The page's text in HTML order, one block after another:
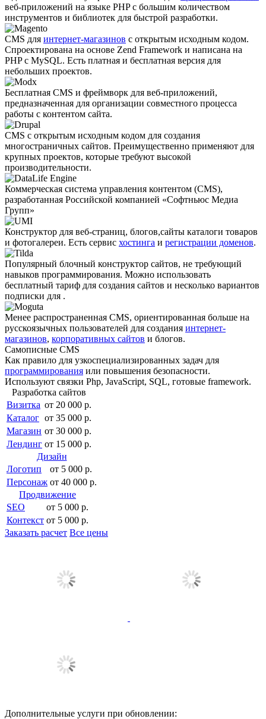
веб-приложений на языке PHP с большим количеством
инструментов и библиотек для быстрой разработки.
CMS для интернет-магазинов с открытым исходным кодом.
Спроектирована на основе Zend Framework и написана на
PHP с MySQL. Есть платная и бесплатная версия для
небольших проектов.
Бесплатная CMS и фреймворк для веб-приложений,
предназначенная для организации совместного процесса
работы с контентом сайта.
CMS с открытым исходным кодом для создания
многостраничных сайтов. Преимущественно применяют для
крупных проектов, которые требуют высокой
производительности.
Коммерческая система управления контентом (CMS),
разработанная Российской компанией «Софтньюс Медиа
Групп»
Конструктор для веб-страниц, блогов,сайты каталоги товаров
и фотогалереи. Есть сервис хостинга и регистрации доменов.
Популярный блочный конструктор сайтов, не требующий
навыков программирования. Можно использовать
бесплатный тариф для создания сайтов и несколько вариантов
подписки для .
Менее распро­страненная CMS, ориентированная больше на
русскоязычных пользователей для создания интернет-
магазинов, корпоративных сайтов и блогов.
Самописные CMS
Как правило для узкоспециали­зированных задач для
программирования или повышения безопасности.
Используют связки Php, JavaScript, SQL, готовые framework.
Разработка сайтов
Визитка от 20 000 р.
Каталог от 35 000 р.
Магазин от 30 000 р.
Лендинг от 15 000 р.
Дизайн
Логотип
от 5 000 р.
Персонаж от 40 000 р.
Продвижение
SEO
от 5 000 р.
Контекст от 5 000 р.
Заказать расчет Все цены
Дополнительные услуги при обновлении: